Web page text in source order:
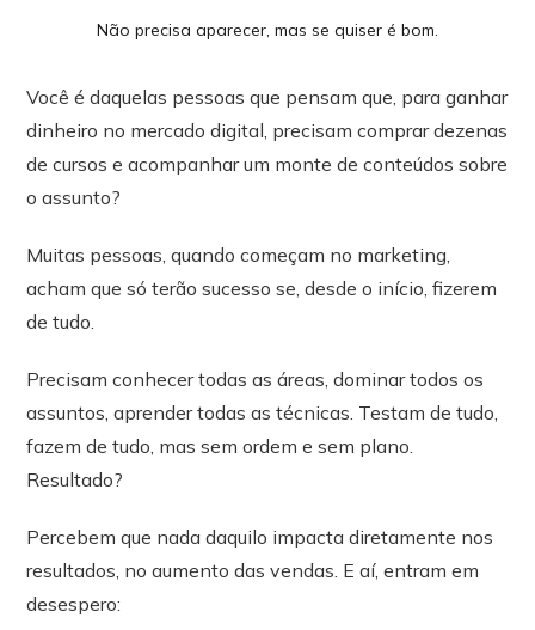
Não precisa aparecer, mas se quiser é bom.
Você é daquelas pessoas que pensam que, para ganhar
dinheiro no mercado digital, precisam comprar dezenas
de cursos e acompanhar um monte de conteúdos sobre
o assunto?
Muitas pessoas, quando começam no marketing,
acham que só terão sucesso se, desde o início, fizerem
de tudo.
Precisam conhecer todas as áreas, dominar todos os
assuntos, aprender todas as técnicas. Testam de tudo,
fazem de tudo, mas sem ordem e sem plano.
Resultado?
Percebem que nada daquilo impacta diretamente nos
resultados, no aumento das vendas. E aí, entram em
desespero: